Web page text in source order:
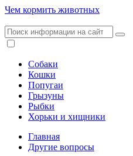
Чем кормить животных
Собаки
Кошки
Попугаи
Грызуны
Рыбки
Хорьки и хищники
Главная
Другие вопросы